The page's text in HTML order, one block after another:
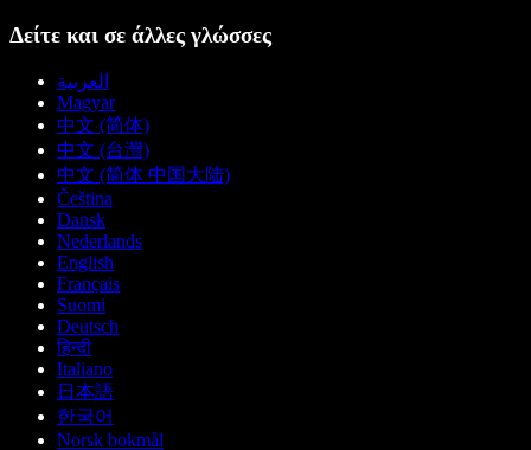
Δείτε και σε άλλες γλώσσες
العربية
Magyar
中文 (简体)
中文 (台灣)
中文 (简体 中国大陆)
Čeština
Dansk
Nederlands
English
Français
Suomi
Deutsch
हिन्दी
Italiano
日本語
한국어
Norsk bokmål